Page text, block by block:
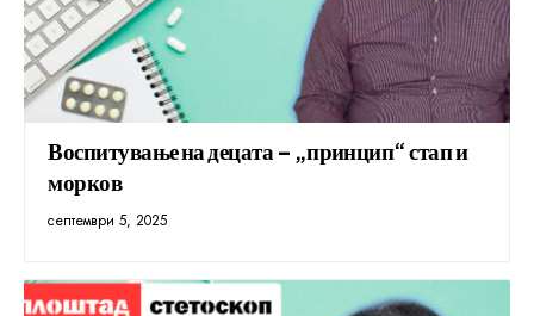
Воспитување на децата – „принцип“ стап и
морков
септември 5, 2025